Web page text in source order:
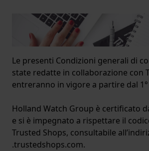
Le presenti Condizioni generali di
state redatte in collaborazione con
entreranno in vigore a partire dal
Holland Watch Group è certificato
e si è impegnato a rispettare il
Trusted Shops, consultabile
.trustedshops.com.